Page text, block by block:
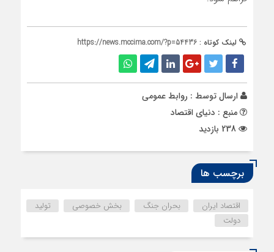
لینک کوتاه : https://news.mccima.com/?p=54436
ارسال توسط : روابط عمومی
منبع : دنیای اقتصاد
برچسب ها
اقتصاد ایران بحران جنگ بخش خصوصی
تولید
دولت